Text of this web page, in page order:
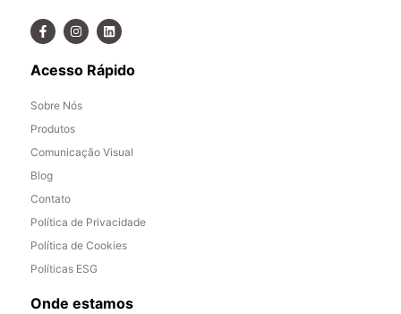
Acesso Rápido
Sobre Nós
Produtos
Comunicação Visual
Blog
Contato
Política de Privacidade
Política de Cookies
Políticas ESG
Onde estamos